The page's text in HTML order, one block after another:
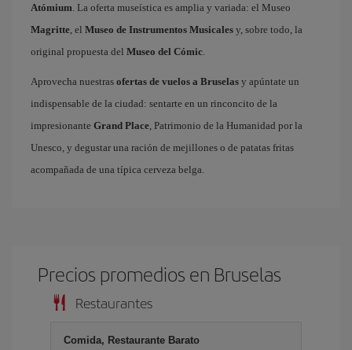
Atómium . La oferta museística es amplia y variada: el Museo
Magritte , el Museo de Instrumentos Musicales y, sobre todo, la
original propuesta del Museo del Cómic
Aprovecha nuestras ofertas de vuelos a Bruselas y apúntate un
indispensable de la ciudad: sentarte en un rinconcito de la
impresionante Grand Place , Patrimonio de la Humanidad por la
Unesco, y degustar una ración de mejillones o de patatas fritas
acompañada de una típica cerveza belga.
Precios promedios en Bruselas
Restaurantes
Comida, Restaurante Barato